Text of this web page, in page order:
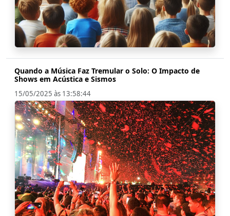
Quando a Música Faz Tremular o Solo: O Impacto de
Shows em Acústica e Sismos
15/05/2025 às 13:58:44